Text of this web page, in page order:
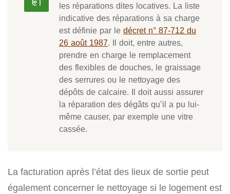
les réparations dites locatives. La liste
indicative des réparations à sa charge
est définie par le décret n° 87-712 du
26 août 1987. Il doit, entre autres,
prendre en charge le remplacement
des flexibles de douches, le graissage
des serrures ou le nettoyage des
dépôts de calcaire. Il doit aussi assurer
la réparation des dégâts qu’il a pu lui-
même causer, par exemple une vitre
cassée.
La facturation après l’état des lieux de sortie peut
également concerner le nettoyage si le logement est